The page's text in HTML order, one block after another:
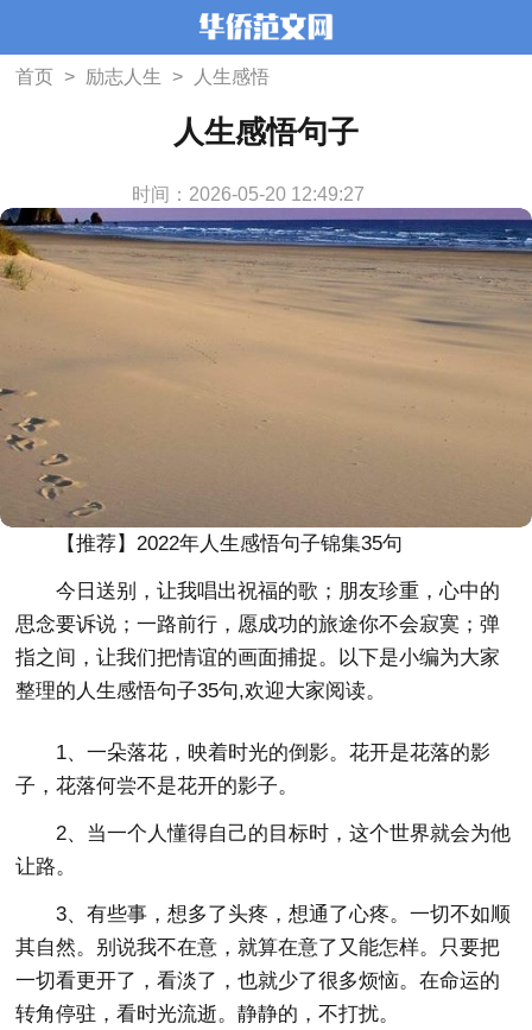
首页 > 励志人生 > 人生感悟
人生感悟句子
时间：2026-05-20 12:49:27
【推荐】2022年人生感悟句子锦集35句
今日送别，让我唱出祝福的歌；朋友珍重，心中的
思念要诉说；一路前行，愿成功的旅途你不会寂寞；弹
指之间，让我们把情谊的画面捕捉。以下是小编为大家
整理的人生感悟句子35句,欢迎大家阅读。
1、一朵落花，映着时光的倒影。花开是花落的影
子，花落何尝不是花开的影子。
2、当一个人懂得自己的目标时，这个世界就会为他
让路。
3、有些事，想多了头疼，想通了心疼。一切不如顺
其自然。别说我不在意，就算在意了又能怎样。只要把
一切看更开了，看淡了，也就少了很多烦恼。在命运的
转角停驻，看时光流逝。静静的，不打扰。